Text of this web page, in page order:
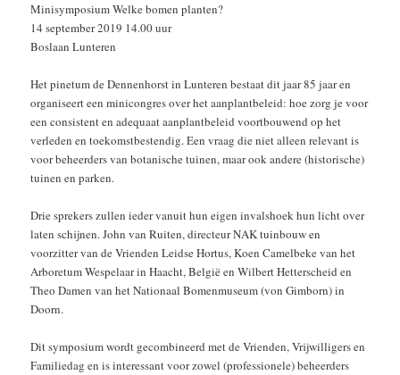
Minisymposium Welke bomen planten?
14 september 2019 14.00 uur
Boslaan Lunteren
Het pinetum de Dennenhorst in Lunteren bestaat dit jaar 85 jaar en
organiseert een minicongres over het aanplantbeleid: hoe zorg je voor
een consistent en adequaat aanplantbeleid voortbouwend op het
verleden en toekomstbestendig. Een vraag die niet alleen relevant is
voor beheerders van botanische tuinen, maar ook andere (historische)
tuinen en parken.
Drie sprekers zullen ieder vanuit hun eigen invalshoek hun licht over
laten schijnen. John van Ruiten, directeur NAK tuinbouw en
voorzitter van de Vrienden Leidse Hortus, Koen Camelbeke van het
Arboretum Wespelaar in Haacht, België en Wilbert Hetterscheid en
Theo Damen van het Nationaal Bomenmuseum (von Gimborn) in
Doorn.
Dit symposium wordt gecombineerd met de Vrienden, Vrijwilligers en
Familiedag en is interessant voor zowel (professionele) beheerders